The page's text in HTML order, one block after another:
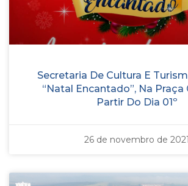
Secretaria De Cultura E
“Natal Encantado”, Na Praça
Partir Do Dia 01º
26 de novembro de 2021